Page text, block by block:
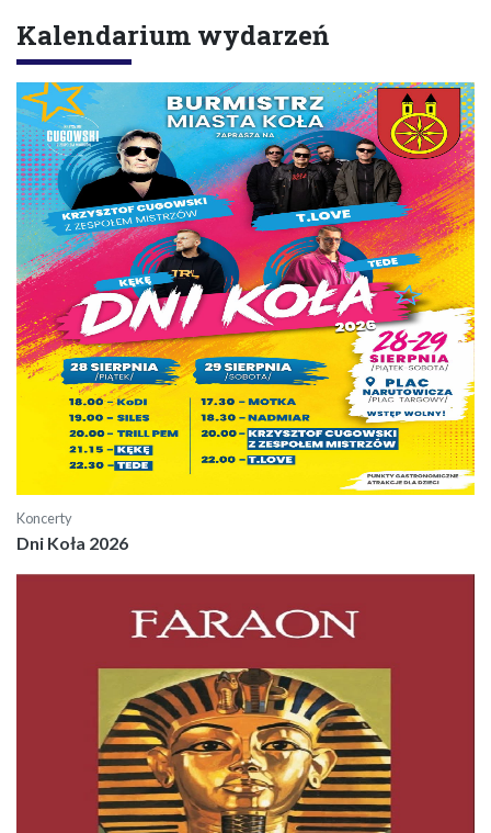
Kalendarium wydarzeń
Koncerty
Dni Koła 2026